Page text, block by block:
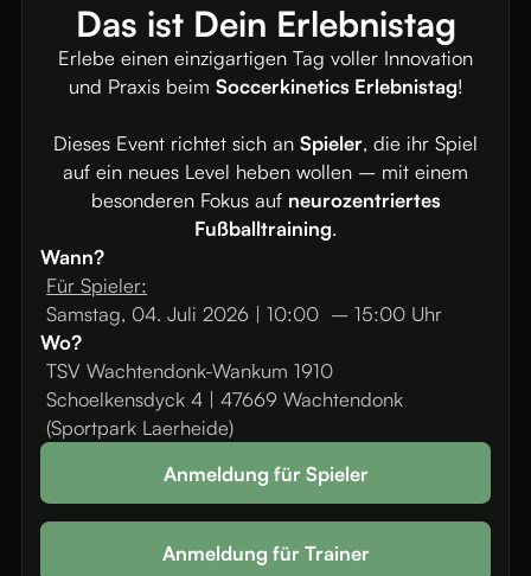
Das ist Dein Erlebnistag
Erlebe einen einzigartigen Tag voller Innovation
und Praxis beim Soccerkinetics Erlebnistag!
Dieses Event richtet sich an Spieler, die ihr Spiel
auf ein neues Level heben wollen – mit einem
besonderen Fokus auf neurozentriertes
Fußballtraining.
Wann?
Für Spieler:
Samstag, 04. Juli 2026 |10:00 – 15:00 Uhr
Wo?
TSV Wachtendonk-Wankum 1910
Schoelkensdyck 4 | 47669 Wachtendonk
(Sportpark Laerheide)
Anmeldung für Spieler
Anmeldung für Trainer